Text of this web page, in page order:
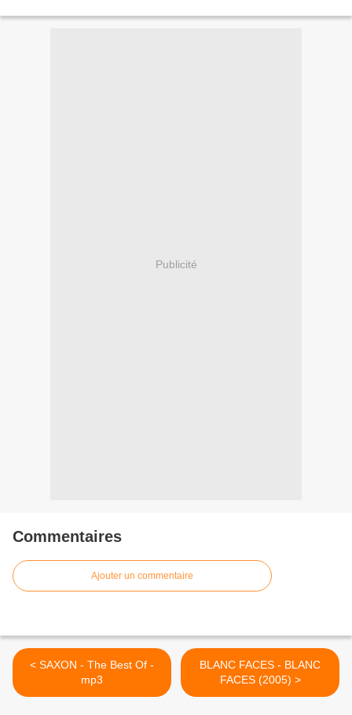
Publicité
Commentaires
Ajouter un commentaire
< SAXON - The Best Of -
mp3
BLANC FACES - BLANC
FACES (2005) >